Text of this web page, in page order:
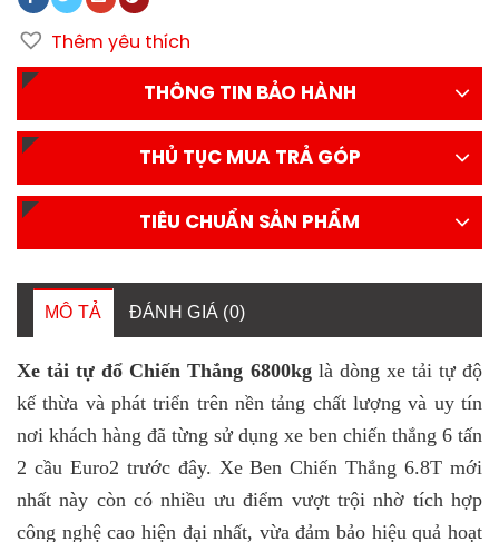
Thêm yêu thích
THÔNG TIN BẢO HÀNH
THỦ TỤC MUA TRẢ GÓP
TIÊU CHUẨN SẢN PHẨM
MÔ TẢ ĐÁNH GIÁ (0)
Xe tải tự đổ Chiến Thắng 6800kglà dòng xe tải tự độ
kế thừa và phát triển trên nền tảng chất lượng và uy tín
nơi khách hàng đã từng sử dụng xe ben chiến thắng 6 tấn
2 cầu Euro2 trước đây. Xe Ben Chiến Thắng 6.8T mới
nhất này còn có nhiều ưu điểm vượt trội nhờ tích hợp
công nghệ cao hiện đại nhất, vừa đảm bảo hiệu quả hoạt